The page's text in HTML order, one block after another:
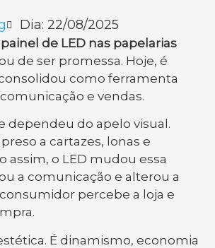
Dia: 22/08/2025
painel de LED nas papelarias
de ser promessa. Hoje, é
como ferramenta
e vendas.
dependeu do apelo visual.
a cartazes, lonas e
assim, o LED mudou essa
a comunicação e alterou a
percebe a loja e
É dinamismo, economia